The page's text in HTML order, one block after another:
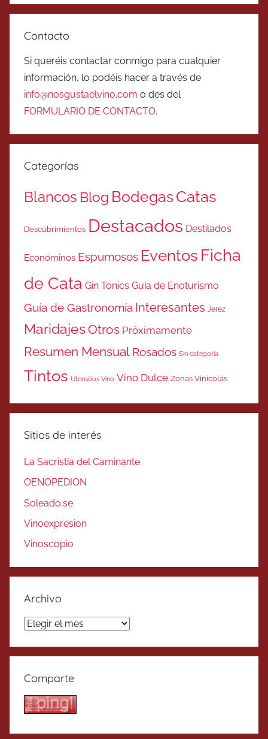
Contacto
Si queréis contactar conmigo para cualquier
información, lo podéis hacer a través de
info@nosgustaelvino.com o des del
FORMULARIO DE CONTACTO.
Categorías
Blancos Blog BodegasCatas
Descubrimientos Destacados Destilados
Económinos Espumosos Eventos Ficha
de Cata Gin Tonics Guía de Enoturismo
Guía de Gastronomía Interesantes Jerez
MaridajesOtros Próximamente
Resumen Mensual Rosados Sin categoría
Tintos Utensilios Vino Vino Dulce Zonas Vinicolas
Sitios de interés
La Sacristía del Caminante
OENOPEDION
Soleado.se
Vinoexpresion
Vinoscopio
Archivo
Archivo
Comparte